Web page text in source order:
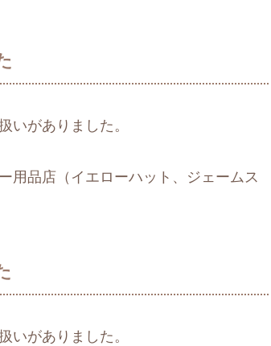
いがありました。
用品店（イエローハット、ジェームス
いがありました。